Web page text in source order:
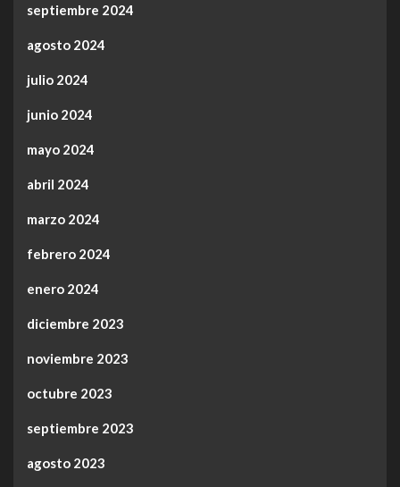
septiembre 2024
agosto 2024
julio 2024
junio 2024
mayo 2024
abril 2024
marzo 2024
febrero 2024
enero 2024
diciembre 2023
noviembre 2023
octubre 2023
septiembre 2023
agosto 2023